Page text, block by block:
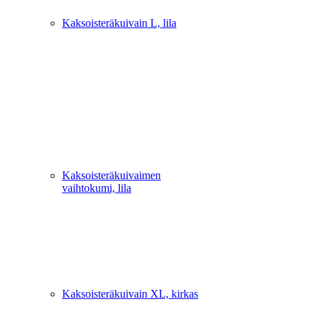
Kaksoisteräkuivain L, lila
Kaksoisteräkuivaimen
vaihtokumi, lila
Kaksoisteräkuivain XL, kirkas